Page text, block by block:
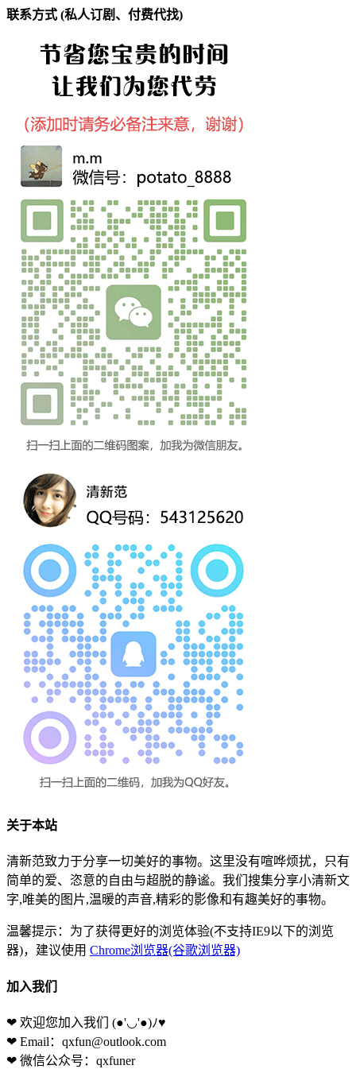
联系方式 (私人订剧、付费代找)
关于本站
清新范致力于分享一切美好的事物。这里没有喧哗烦扰，只有
简单的爱、恣意的自由与超脱的静谧。我们搜集分享小清新文
字,唯美的图片,温暖的声音,精彩的影像和有趣美好的事物。
温馨提示：为了获得更好的浏览体验(不支持IE9以下的浏览
器)，建议使用 Chrome浏览器(谷歌浏览器)
加入我们
❤ 欢迎您加入我们 (●'◡'●)ﾉ♥
❤ Email：qxfun@outlook.com
❤ 微信公众号：qxfuner